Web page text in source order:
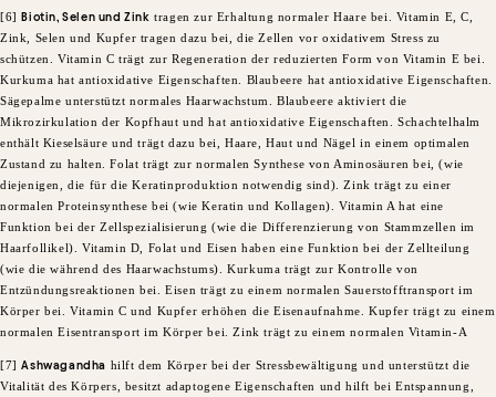
​[6]Biotin, Selen und Zink tragen zur Erhaltung normaler Haare bei. Vitamin E, C,
Zink, Selen und Kupfer tragen dazu bei, die Zellen vor oxidativem Stress zu
schützen. Vitamin C trägt zur Regeneration der reduzierten Form von Vitamin E bei.
Kurkuma hat antioxidative Eigenschaften. Blaubeere hat antioxidative Eigenschaften.
Sägepalme unterstützt normales Haarwachstum. Blaubeere aktiviert die
Mikrozirkulation der Kopfhaut und hat antioxidative Eigenschaften. Schachtelhalm
enthält Kieselsäure und trägt dazu bei, Haare, Haut und Nägel in einem optimalen
Zustand zu halten. Folat trägt zur normalen Synthese von Aminosäuren bei, (wie
diejenigen, die für die Keratinproduktion notwendig sind). Zink trägt zu einer
normalen Proteinsynthese bei (wie Keratin und Kollagen). Vitamin A hat eine
Funktion bei der Zellspezialisierung (wie die Differenzierung von Stammzellen im
Haarfollikel). Vitamin D, Folat und Eisen haben eine Funktion bei der Zellteilung
(wie die während des Haarwachstums). Kurkuma trägt zur Kontrolle von
Entzündungsreaktionen bei. Eisen trägt zu einem normalen Sauerstofftransport im
Körper bei. Vitamin C und Kupfer erhöhen die Eisenaufnahme. Kupfer trägt zu einem
normalen Eisentransport im Körper bei. Zink trägt zu einem normalen Vitamin-A
[7]Ashwagandha hilft dem Körper bei der Stressbewältigung und unterstützt die
Vitalität des Körpers, besitzt adaptogene Eigenschaften und hilft bei Entspannung,